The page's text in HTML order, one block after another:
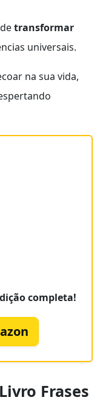
transformar
universais.
na sua vida,
completa!
Frases